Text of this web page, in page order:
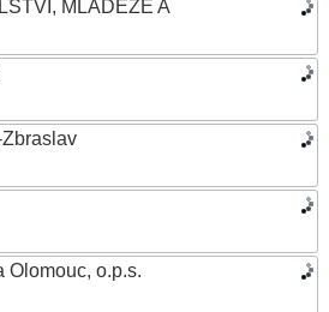
MLÁDEŽE A
Olomouc, o.p.s.